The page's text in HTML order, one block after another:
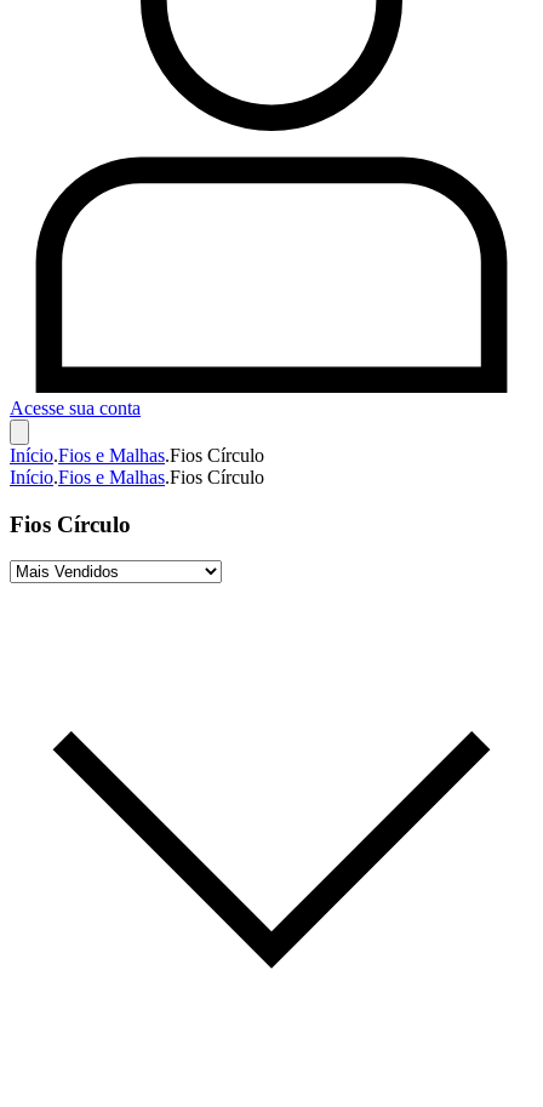
Acesse sua conta
Início.Fios e Malhas.Fios Círculo
Início.Fios e Malhas.Fios Círculo
Fios Círculo